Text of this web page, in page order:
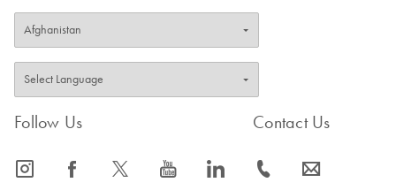
Follow Us
icon_0065_instagram-s icon_0064_facebook-s icon_0340_cc_gen_x-s icon_0077_youtube-s icon_0066_linkedin-s
Contact Us
icon_0072_phone-s icon_0063_envelope-s